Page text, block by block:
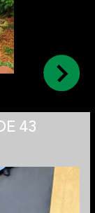
43